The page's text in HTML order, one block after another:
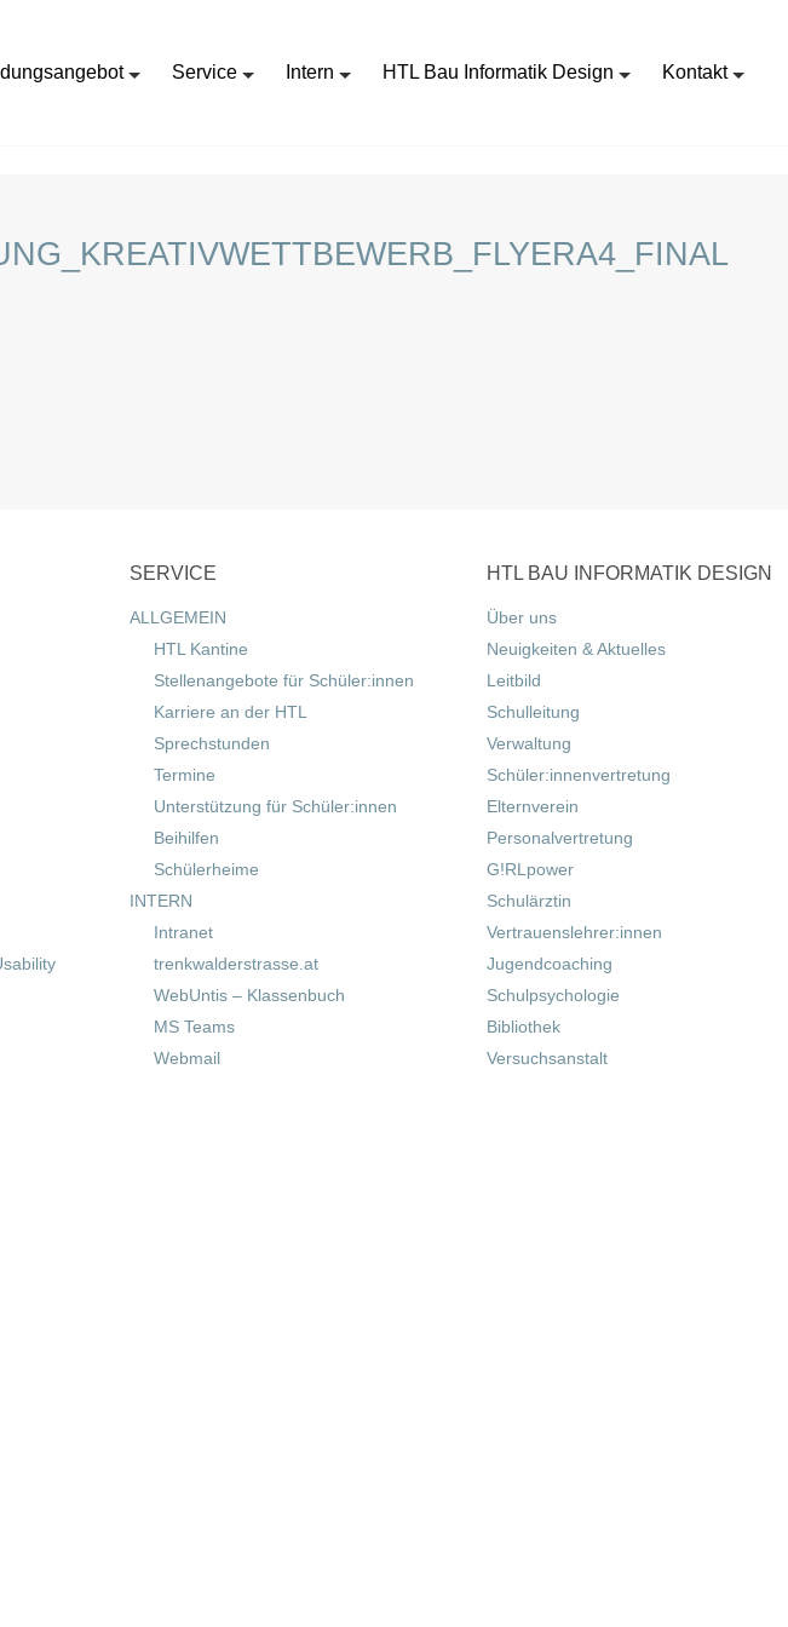
Service Intern HTL Bau Informatik Design Kontakt
SERVICE
ALLGEMEIN
HTL Kantine
Stellenangebote für Schüler:innen
Karriere an der HTL
Sprechstunden
Termine
Unterstützung für Schüler:innen
Beihilfen
Schülerheime
INTERN
Intranet
trenkwalderstrasse.at
WebUntis – Klassenbuch
MS Teams
Webmail
HTL BAU INFORMATIK DESIGN
Über uns
Neuigkeiten & Aktuelles
Leitbild
Schulleitung
Verwaltung
Schüler:innenvertretung
Elternverein
Personalvertretung
G!RLpower
Schulärztin
Vertrauenslehrer:innen
Jugendcoaching
Schulpsychologie
Bibliothek
Versuchsanstalt